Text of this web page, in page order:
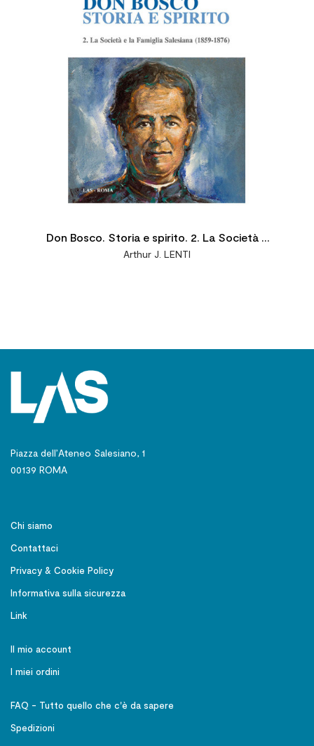
Don Bosco. Storia e spirito. 2. La Società e
la Famiglia Salesiana (1859-1876)
Arthur J. LENTI
Piazza dell’Ateneo Salesiano, 1
00139 ROMA
Chi siamo
Contattaci
Privacy & Cookie Policy
Informativa sulla sicurezza
Link
Il mio account
I miei ordini
FAQ - Tutto quello che c'è da sapere
Spedizioni